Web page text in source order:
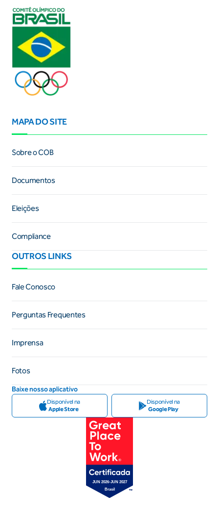
MAPA DO SITE
Sobre o COB
Documentos
Eleições
Compliance
OUTROS LINKS
Fale Conosco
Perguntas Frequentes
Imprensa
Fotos
Baixe nosso aplicativo
Disponível na
Apple Store
Disponível na
Google Play